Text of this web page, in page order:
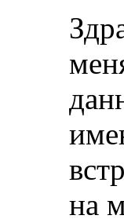
на